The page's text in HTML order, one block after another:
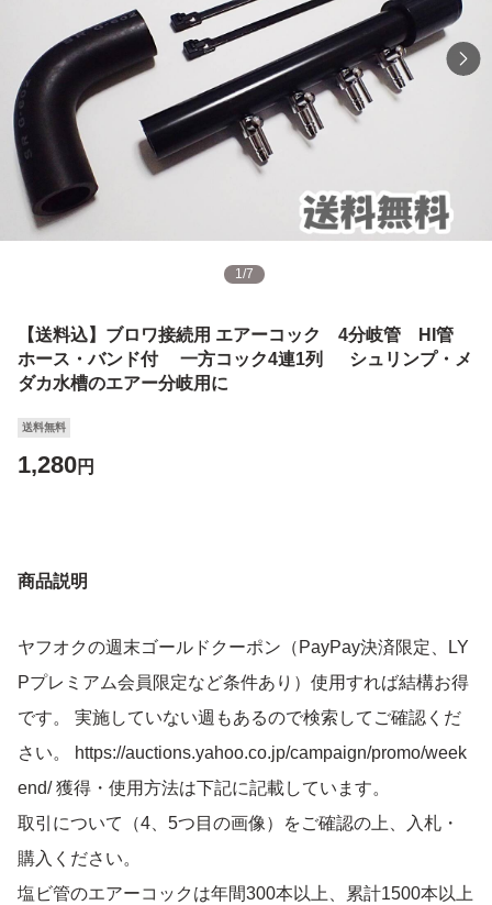
1/7
【送料込】ブロワ接続用 エアーコック 4分岐管 HI管
ホース・バンド付 一方コック4連1列 シュリンプ・メ
ダカ水槽のエアー分岐用に
送料無料
1,280円
商品説明
ヤフオクの週末ゴールドクーポン（PayPay決済限定、LY
Pプレミアム会員限定など条件あり）使用すれば結構お得
です。 実施していない週もあるので検索してご確認くだ
さい。 https://auctions.yahoo.co.jp/campaign/promo/week
end/ 獲得・使用方法は下記に記載しています。
取引について（4、5つ目の画像）をご確認の上、入札・
購入ください。
塩ビ管のエアーコックは年間300本以上、累計1500本以上